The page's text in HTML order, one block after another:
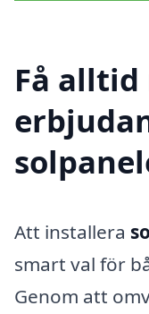
Få
Att installera
smart val för
Genom att